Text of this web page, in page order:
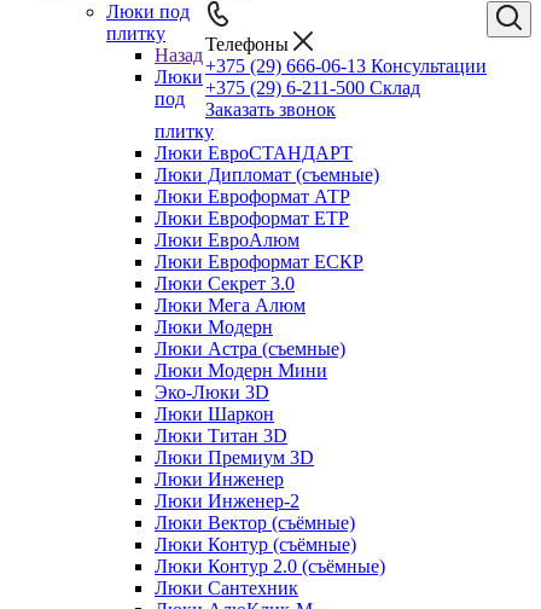
Телефоны
+375 (29) 666-06-13 Консультации
+375 (29) 6-211-500 Склад
Заказать звонок
Люки под
плитку
Назад
Люки
под
плитку
Люки ЕвроСТАНДАРТ
Люки Дипломат (съемные)
Люки Евроформат АТР
Люки Евроформат ЕТР
Люки ЕвроАлюм
Люки Евроформат ЕСКР
Люки Секрет 3.0
Люки Мега Алюм
Люки Модерн
Люки Астра (съемные)
Люки Модерн Мини
Эко-Люки 3D
Люки Шаркон
Люки Титан 3D
Люки Премиум 3D
Люки Инженер
Люки Инженер-2
Люки Вектор (съёмные)
Люки Контур (съёмные)
Люки Контур 2.0 (съёмные)
Люки Сантехник